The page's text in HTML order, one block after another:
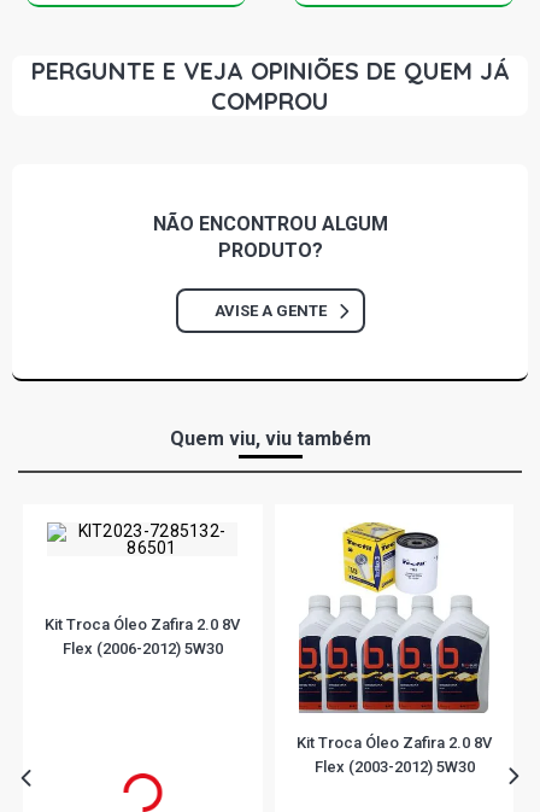
PERGUNTE E VEJA OPINIÕES DE QUEM JÁ
COMPROU
NÃO ENCONTROU ALGUM
PRODUTO?
AVISE A GENTE
Quem viu, viu também
Kit Troca Óleo Zafira 2.0 8V
Flex (2006-2012) 5W30
R$ 174,90
Kit Troca Óleo Zafira 2.0 8V
Flex (2003-2012) 5W30